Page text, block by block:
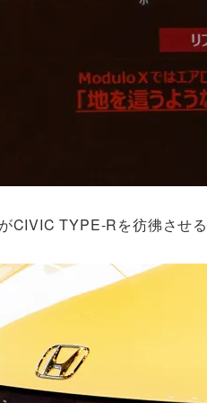
CIVIC TYPE-Rを彷彿させ